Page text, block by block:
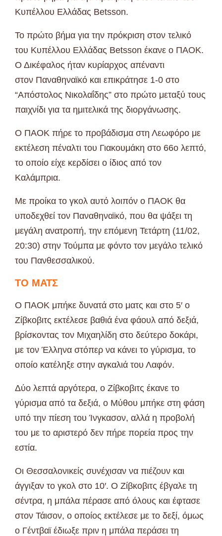
Κυπέλλου Ελλάδας Betsson.
Το πρώτο βήμα για την πρόκριση στον τελικό
του Κυπέλλου Ελλάδας Betsson έκανε ο ΠΑΟΚ.
Ο Δικέφαλος ήταν κυρίαρχος απέναντι
στον Παναθηναϊκό και επικράτησε 1-0 στο
“Απόστολος Νικολαΐδης” στο πρώτο μεταξύ τους
παιχνίδι για τα ημιτελικά της διοργάνωσης.
Ο ΠΑΟΚ πήρε το προβάδισμα στη Λεωφόρο με
εκτέλεση πέναλτι του Γιακουμάκη στο 66ο λεπτό,
το οποίο είχε κερδίσει ο ίδιος από τον
Καλάμπρια.
Με προίκα το γκολ αυτό λοιπόν ο ΠΑΟΚ θα
υποδεχθεί τον Παναθηναϊκό, που θα ψάξει τη
μεγάλη ανατροπή, την επόμενη Τετάρτη (11/02,
20:30) στην Τούμπα με φόντο τον μεγάλο τελικό
του Πανθεσσαλικού.
ΤΟ ΜΑΤΣ
Ο ΠΑΟΚ μπήκε δυνατά στο ματς και στο 5′ ο
Ζίβκοβιτς εκτέλεσε βαθιά ένα φάουλ από δεξιά,
βρίσκοντας τον Μιχαηλίδη στο δεύτερο δοκάρι,
με τον Έλληνα στόπερ να κάνει το γύρισμα, το
οποίο κατέληξε στην αγκαλιά του Λαφόν.
Δύο λεπτά αργότερα, ο Ζίβκοβιτς έκανε το
γύρισμα από τα δεξιά, ο Μύθου μπήκε στη φάση
υπό την πίεση του Ίνγκασον, αλλά η προβολή
του με το αριστερό δεν πήρε πορεία προς την
εστία.
Οι Θεσσαλονικείς συνέχισαν να πιέζουν και
άγγιξαν το γκολ στο 10′. Ο Ζίβκοβιτς έβγαλε τη
σέντρα, η μπάλα πέρασε από όλους και έφτασε
στον Τάισον, ο οποίος εκτέλεσε με το δεξί, όμως
ο Γέντβαϊ έδιωξε πριν η μπάλα περάσει τη